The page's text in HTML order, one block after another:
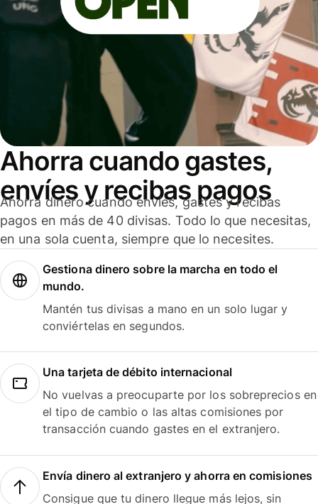
Ahorra cuando gastes,
envíes y recibas pagos
Ahorra dinero cuando envíes, gastes y recibas
pagos en más de 40 divisas. Todo lo que necesitas,
en una sola cuenta, siempre que lo necesites.
Gestiona dinero sobre la marcha en todo el
mundo.
Mantén tus divisas a mano en un solo lugar y
conviértelas en segundos.
Una tarjeta de débito internacional
No vuelvas a preocuparte por los sobreprecios en
el tipo de cambio o las altas comisiones por
transacción cuando gastes en el extranjero.
Envía dinero al extranjero y ahorra en comisiones
Consigue que tu dinero llegue más lejos, sin